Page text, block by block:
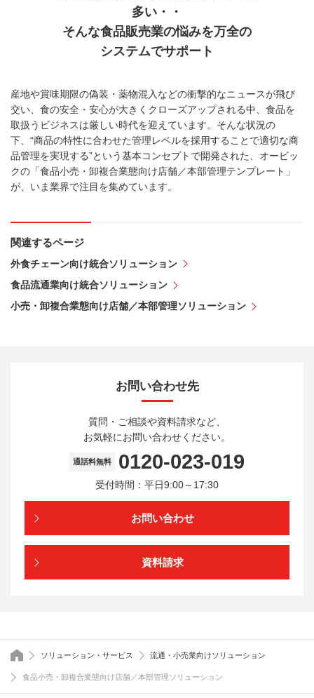
多い・・
そんな食品販売業の悩みを万全の
システムでサポート
産地や賞味期限の偽装・薬物混入などの衝撃的なニュースが飛び
交い、食の安全・安心が大きくクローズアップされる中、食品を
取扱うビジネスは厳しい時代を迎えています。そんな状況の
下、“商品の特性に合わせた管理レベルを採用することで適切な商
品管理を実現する”という基本コンセプトで開発された、オービッ
クの「食品小売・卸複合業態向け店舗／本部管理テンプレート」
が、いま業界で注目を集めています。
関連するページ
外食チェーン向け統合ソリューション
食品流通業向け統合ソリューション
小売・卸複合業態向け店舗／本部管理ソリューション
お問い合わせ先
質問・ご相談や資料請求など、
お気軽にお問い合わせください。
通話料無料 0120-023-019
受付時間：平日9:00～17:30
お問い合わせ
資料請求
トップページ
ソリューション・サービス 流通・小売業向けソリューション
食品小売・卸複合業態向け店舗／本部管理ソリューション